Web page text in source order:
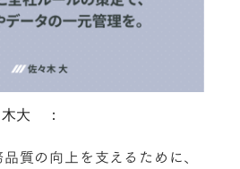
木大 ：
質の向上を支えるために、